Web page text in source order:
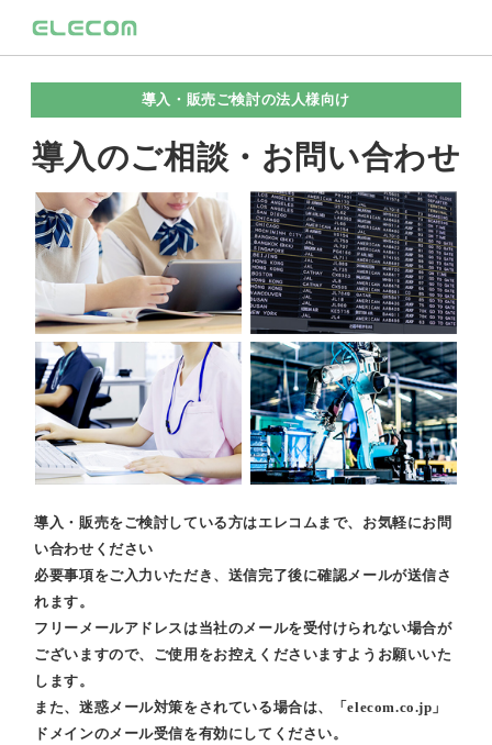
導入・販売ご検討の法人様向け
導入のご相談・お問い合わせ
導入・販売をご検討している方はエレコムまで、お気軽にお問
い合わせください
必要事項をご入力いただき、送信完了後に確認メールが送信さ
れます。
フリーメールアドレスは当社のメールを受付けられない場合が
ございますので、ご使用をお控えくださいますようお願いいた
します。
また、迷惑メール対策をされている場合は、「elecom.co.jp」
ドメインのメール受信を有効にしてください。